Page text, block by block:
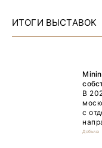
ИТОГИ ВЫСТАВОК
В
с
Добыча